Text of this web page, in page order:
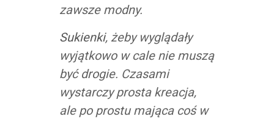
zawsze modny.
Sukienki, żeby wyglądały
wyjątkowo w cale nie muszą
być drogie. Czasami
wystarczy prosta kreacja,
ale po prostu mająca coś w